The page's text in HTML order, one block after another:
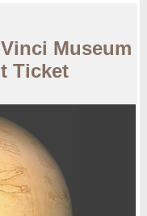
Museum
Ticket